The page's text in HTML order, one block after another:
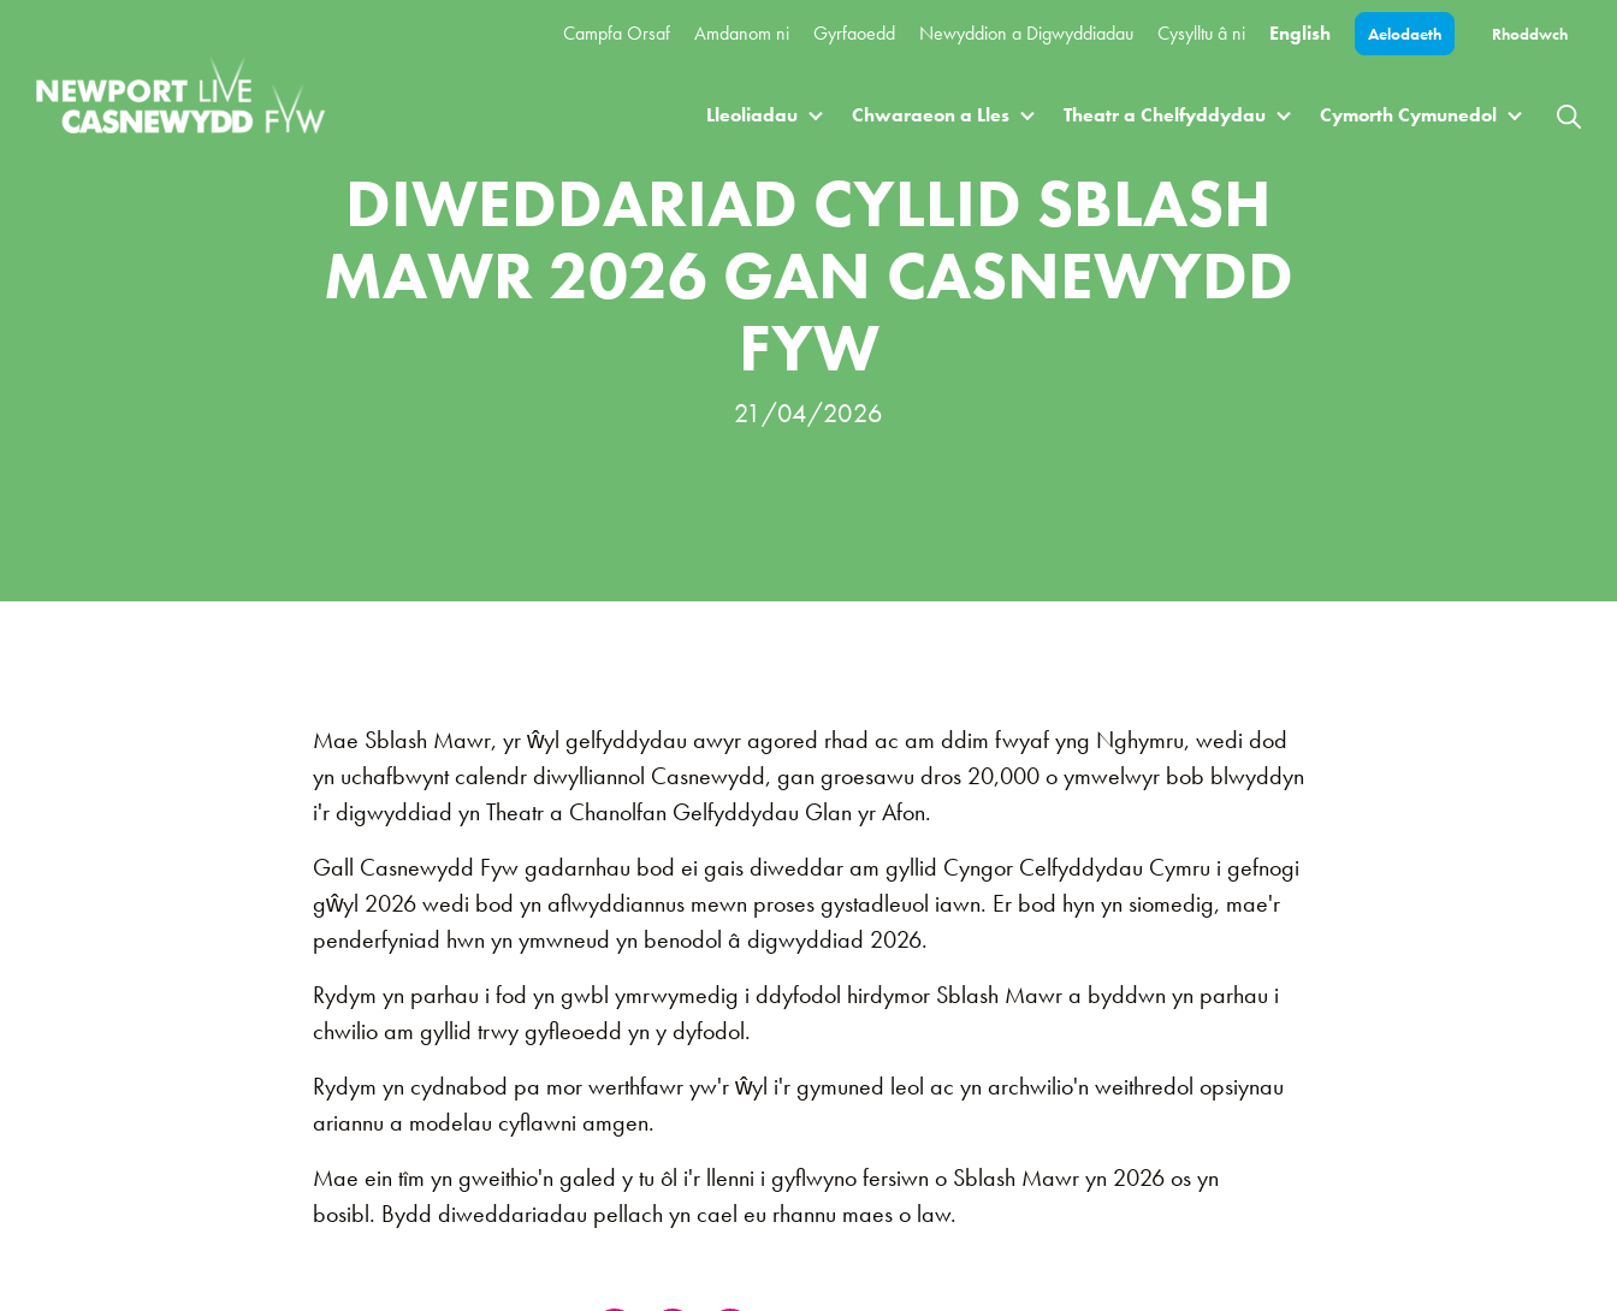
Campfa Orsaf Amdanom ni Gyrfaoedd Newyddion a Digwyddiadau Cysylltu â ni English Aelodaeth Rhoddwch
Lleoliadau Chwaraeon a Lles Theatr a Chelfyddydau Cymorth Cymunedol
DIWEDDARIAD CYLLID SBLASH
MAWR 2026 GAN CASNEWYDD
FYW
21/04/2026
Mae Sblash Mawr, yr ŵyl gelfyddydau awyr agored rhad ac am ddim fwyaf yng Nghymru, wedi dod
yn uchafbwynt calendr diwylliannol Casnewydd, gan groesawu dros 20,000 o ymwelwyr bob blwyddyn
i'r digwyddiad yn Theatr a Chanolfan Gelfyddydau Glan yr Afon.
Gall Casnewydd Fyw gadarnhau bod ei gais diweddar am gyllid Cyngor Celfyddydau Cymru i gefnogi
gŵyl 2026 wedi bod yn aflwyddiannus mewn proses gystadleuol iawn. Er bod hyn yn siomedig, mae'r
penderfyniad hwn yn ymwneud yn benodol â digwyddiad 2026.
Rydym yn parhau i fod yn gwbl ymrwymedig i ddyfodol hirdymor Sblash Mawr a byddwn yn parhau i
chwilio am gyllid trwy gyfleoedd yn y dyfodol.
Rydym yn cydnabod pa mor werthfawr yw'r ŵyl i'r gymuned leol ac yn archwilio'n weithredol opsiynau
ariannu a modelau cyflawni amgen.
Mae ein tîm yn gweithio'n galed y tu ôl i'r llenni i gyflwyno fersiwn o Sblash Mawr yn 2026 os yn
bosibl. Bydd diweddariadau pellach yn cael eu rhannu maes o law.